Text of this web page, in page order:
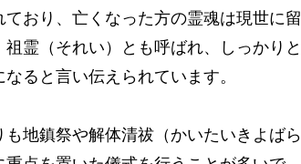
おり、亡くなった方の霊魂は現世に留
霊（それい）とも呼ばれ、しっかりと
ると言い伝えられています。
地鎮祭や解体清祓（かいたいきよばら